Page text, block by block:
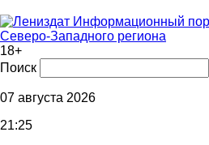
Информационный
Северо-Западного региона
18+
Поиск
07 августа 2026
21:25